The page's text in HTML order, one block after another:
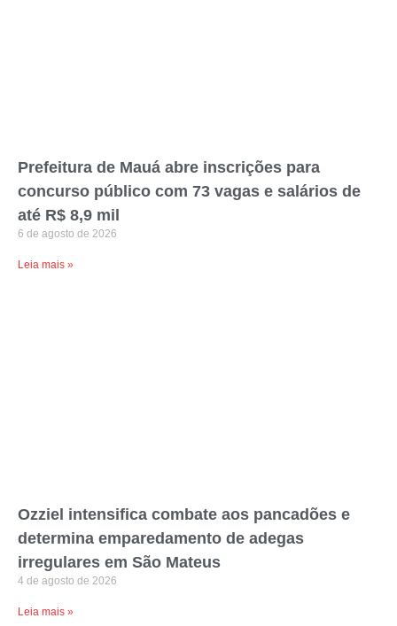
Prefeitura de Mauá abre inscrições para
concurso público com 73 vagas e salários de
até R$ 8,9 mil
6 de agosto de 2026
Leia mais »
Ozziel intensifica combate aos pancadões e
determina emparedamento de adegas
irregulares em São Mateus
4 de agosto de 2026
Leia mais »